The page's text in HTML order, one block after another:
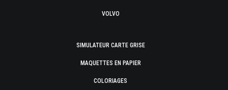
VOLVO
SIMULATEUR CARTE GRISE
MAQUETTES EN PAPIER
COLORIAGES